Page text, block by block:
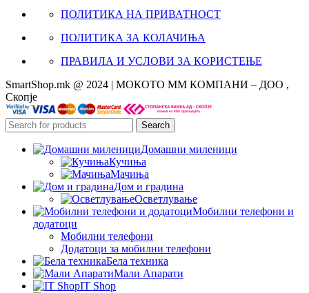
ПОЛИТИКА НА ПРИВАТНОСТ
ПОЛИТИКА ЗА КОЛАЧИЊА
ПРАВИЛА И УСЛОВИ ЗА КОРИСТЕЊЕ
SmartShop.mk @ 2024 | МОКОТО ММ КОМПАНИ – ДОО ,
Скопје
Search
Домашни миленици
Кучиња
Мачиња
Дом и градина
Осветлување
Мобилни телефони и
додатоци
Мобилни телефони
Додатоци за мобилни телефони
Бела техника
Мали Апарати
IT Shop